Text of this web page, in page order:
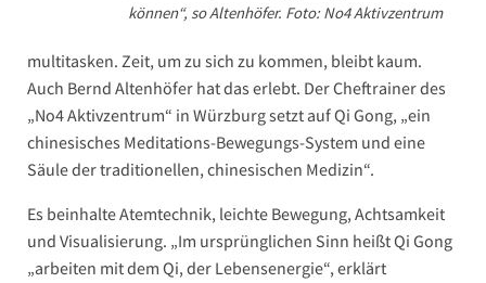
können“, so Altenhöfer. Foto: No4 Aktivzentrum
multitasken. Zeit, um zu sich zu kommen, bleibt kaum.
Auch Bernd Altenhöfer hat das erlebt. Der Cheftrainer des
„No4 Aktivzentrum“ in Würzburg setzt auf Qi Gong, „ein
chinesisches Meditations-Bewegungs-System und eine
Säule der traditionellen, chinesischen Medizin“.
Es beinhalte Atemtechnik, leichte Bewegung, Achtsamkeit
und Visualisierung. „Im ursprünglichen Sinn heißt Qi Gong
„arbeiten mit dem Qi, der Lebensenergie“, erklärt